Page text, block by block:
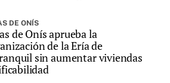
DE ONÍS
de Onís aprueba la
de la Ería de
sin aumentar viviendas